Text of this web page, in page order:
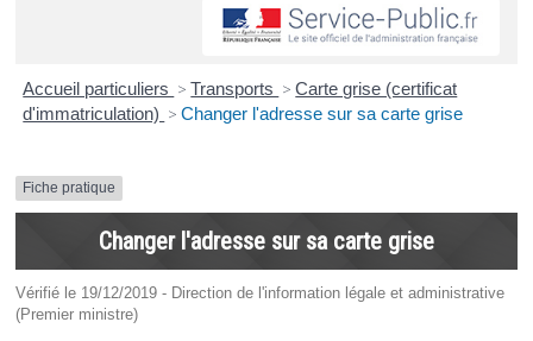
Accueil particuliers > Transports > Carte grise (certificat
d'immatriculation) > Changer l'adresse sur sa carte grise
Fiche pratique
Changer l'adresse sur sa carte grise
Vérifié le 19/12/2019 - Direction de l'information légale et administrative
(Premier ministre)